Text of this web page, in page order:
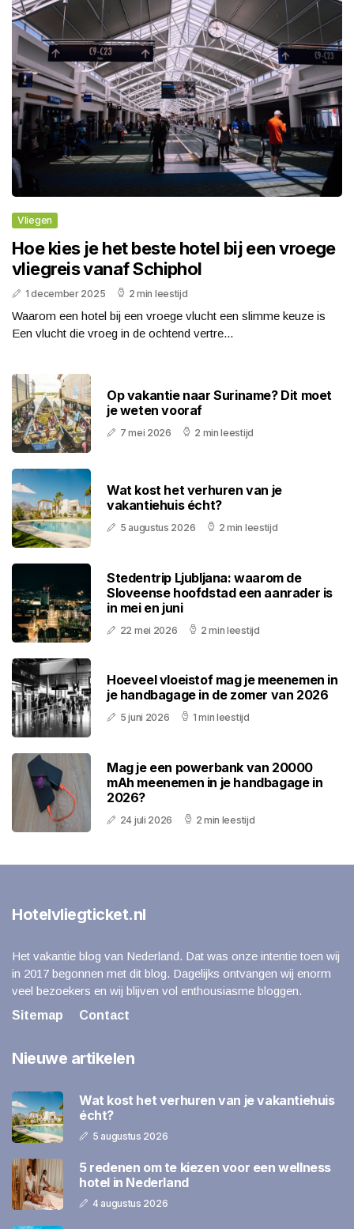
Vliegen
Hoe kies je het beste hotel bij een vroege
vliegreis vanaf Schiphol
1 december 2025 2 min leestijd
Waarom een hotel bij een vroege vlucht een slimme keuze is
Een vlucht die vroeg in de ochtend vertre...
Op vakantie naar Suriname? Dit moet
je weten vooraf
7 mei 2026 2 min leestijd
Wat kost het verhuren van je
vakantiehuis écht?
5 augustus 2026 2 min leestijd
Stedentrip Ljubljana: waarom de
Sloveense hoofdstad een aanrader is
in mei en juni
22 mei 2026 2 min leestijd
Hoeveel vloeistof mag je meenemen in
je handbagage in de zomer van 2026
5 juni 2026 1 min leestijd
Mag je een powerbank van 20000
mAh meenemen in je handbagage in
2026?
24 juli 2026 2 min leestijd
Hotelvliegticket.nl
Het vakantie blog van Nederland. Dat was onze intentie toen wij
in 2017 begonnen met dit blog. Dagelijks ontvangen wij enorm
veel bezoekers en wij blijven vol enthousiasme bloggen.
Sitemap
Contact
Nieuwe artikelen
Wat kost het verhuren van je vakantiehuis
écht?
5 augustus 2026
5 redenen om te kiezen voor een wellness
hotel in Nederland
4 augustus 2026